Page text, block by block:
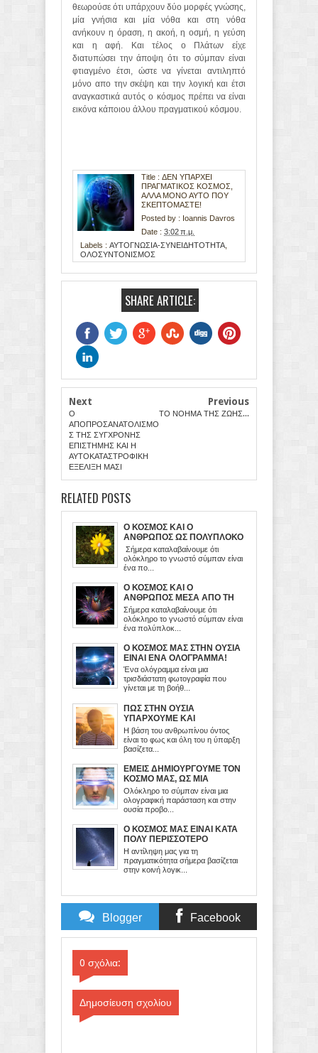
θεωρούσε ότι υπάρχουν δύο μορφές γνώσης,
μία γνήσια και μία νόθα και στη νόθα
ανήκουν η όραση, η ακοή, η οσμή, η γεύση
και η αφή. Και τέλος ο Πλάτων είχε
διατυπώσει την άποψη ότι το σύμπαν είναι
φτιαγμένο έτσι, ώστε να γίνεται αντιληπτό
μόνο απο την σκέψη και την λογική και έτσι
αναγκαστικά αυτός ο κόσμος πρέπει να είναι
εικόνα κάποιου άλλου πραγματικού κόσμου.
Title : ΔΕΝ ΥΠΑΡΧΕΙ
ΠΡΑΓΜΑΤΙΚΟΣ ΚΟΣΜΟΣ,
ΑΛΛΑ ΜΟΝΟ ΑΥΤΟ ΠΟΥ
ΣΚΕΠΤΟΜΑΣΤΕ!
Posted by : Ioannis Davros
Date : 3:02 π.μ.
Labels : ΑΥΤΟΓΝΩΣΙΑ-ΣΥΝΕΙΔΗΤΟΤΗΤΑ
ΟΛΟΣΥΝΤΟΝΙΣΜΟΣ
SHARE ARTICLE:
Next
Ο
ΑΠΟΠΡΟΣΑΝΑΤΟΛΙΣΜΟ
Σ ΤΗΣ ΣΥΓΧΡΟΝΗΣ
ΕΠΙΣΤΗΜΗΣ ΚΑΙ Η
ΑΥΤΟΚΑΤΑΣΤΡΟΦΙΚΗ
ΕΞΕΛΙΞΗ ΜΑΣ!
Previous
ΤΟ ΝΟΗΜΑ ΤΗΣ ΖΩΗΣ...
RELATED POSTS
Ο ΚΟΣΜΟΣ ΚΑΙ Ο
ΑΝΘΡΩΠΟΣ ΩΣ ΠΟΛΥΠΛΟΚΟ
(ΥΠΟΛΟΓΙΣΤΙΚΟ) ΣΥΣΤΗΜΑ
Σήμερα καταλαβαίνουμε ότι
ολόκληρο το γνωστό σύμπαν είναι
ένα πο...
Ο ΚΟΣΜΟΣ ΚΑΙ Ο
ΑΝΘΡΩΠΟΣ ΜΕΣΑ ΑΠΟ ΤΗ
ΣΥΓΧΡΟΝΗ ΕΠΙΣΤΗΜΟΝΙΚΗ
ΓΝΩΣΗ
Σήμερα καταλαβαίνουμε ότι
ολόκληρο το γνωστό σύμπαν είναι
ένα πολύπλοκ...
Ο ΚΟΣΜΟΣ ΜΑΣ ΣΤΗΝ ΟΥΣΙΑ
ΕΙΝΑΙ ΕΝΑ ΟΛΟΓΡΑΜΜΑ!
Ένα ολόγραμμα είναι μια
τρισδιάστατη φωτογραφία που
γίνεται με τη βοήθ...
ΠΩΣ ΣΤΗΝ ΟΥΣΙΑ
ΥΠΑΡΧΟΥΜΕ ΚΑΙ
ΛΕΙΤΟΥΡΓΟΥΜΕ
Η βάση του ανθρωπίνου όντος
είναι το φως και όλη του η ύπαρξη
βασίζετα...
ΕΜΕΙΣ ΔΗΜΙΟΥΡΓΟΥΜΕ ΤΟΝ
ΚΟΣΜΟ ΜΑΣ, ΩΣ ΜΙΑ
ΕΙΚΟΝΙΚΗ ΠΡΟΒΟΛΗ ΤΟΥ
ΜΥΑΛΟΥ ΜΑΣ
Ολόκληρο το σύμπαν είναι μια
ολογραφική παράσταση και στην
ουσία προβο...
Ο ΚΟΣΜΟΣ ΜΑΣ ΕΙΝΑΙ ΚΑΤΑ
ΠΟΛΥ ΠΕΡΙΣΣΟΤΕΡΟ
ΠΝΕΥΜΑΤΙΚΟΣ, ΠΑΡΑ
ΥΛΙΚΟΣ...
Η αντίληψη μας για τη
πραγματικότητα σήμερα βασίζεται
στην κοινή λογικ...
Blogger Facebook
0 σχόλια:
Δημοσίευση σχολίου